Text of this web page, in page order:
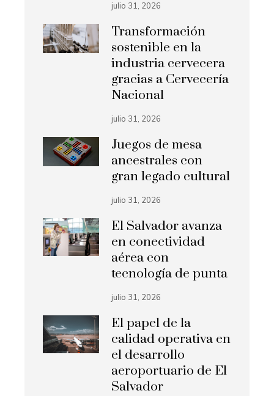
julio 31, 2026
Transformación
sostenible en la
industria cervecera
gracias a Cervecería
Nacional
julio 31, 2026
Juegos de mesa
ancestrales con
gran legado cultural
julio 31, 2026
El Salvador avanza
en conectividad
aérea con
tecnología de punta
julio 31, 2026
El papel de la
calidad operativa en
el desarrollo
aeroportuario de El
Salvador